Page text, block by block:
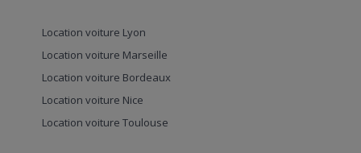
Location voiture Lyon
Location voiture Marseille
Location voiture Bordeaux
Location voiture Nice
Location voiture Toulouse